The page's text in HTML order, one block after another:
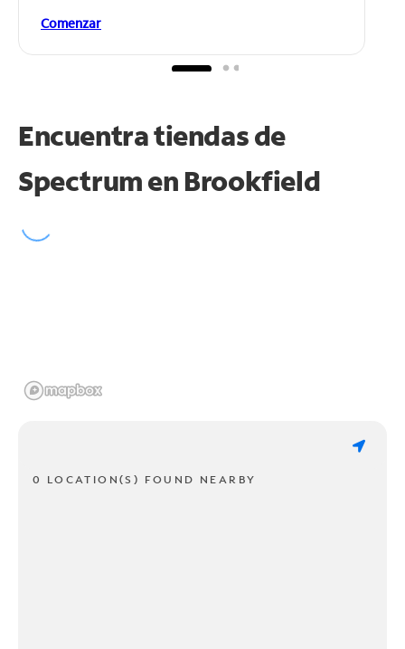
Comenzar
Encuentra tiendas de
Spectrum en Brookfield
0 LOCATION(S) FOUND NEARBY